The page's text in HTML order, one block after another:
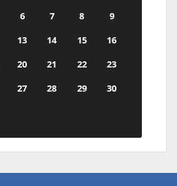
6 7 8
9
13 14 15
16
20 21 22
23
27 28 29
30